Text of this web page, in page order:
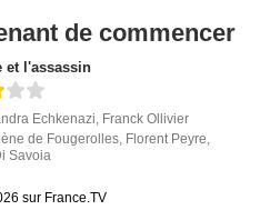
de commencer
et l'assassin
Echkenazi, Franck Ollivier
de Fougerolles, Florent Peyre,
Savoia
sur France.TV